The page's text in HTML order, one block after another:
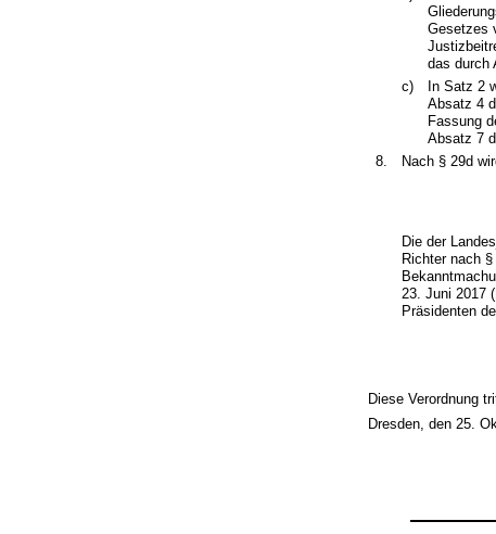
Gesetzes
das durch
c)
In Satz 2
Absatz 4
Fassung
Absatz 7
8.
Nach § 29d
Die der
Richter nach
23. Juni 2017
Präsidenten
Diese Verordnung
Dresden, den 25.